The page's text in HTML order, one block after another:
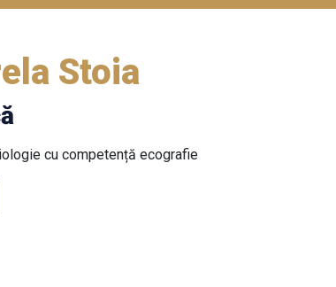
Stoia
cu competență ecografie